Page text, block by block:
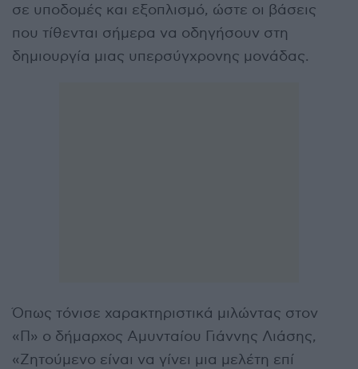
σε υποδομές και εξοπλισμό, ώστε οι βάσεις
που τίθενται σήμερα να οδηγήσουν στη
δημιουργία μιας υπερσύγχρονης μονάδας.
Όπως τόνισε χαρακτηριστικά μιλώντας στον
«Π» ο δήμαρχος Αμυνταίου Γιάννης Λιάσης,
«Ζητούμενο είναι να γίνει μια μελέτη επί